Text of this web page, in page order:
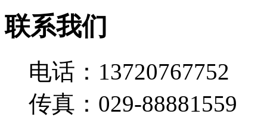
联系我们
电话：13720767752
传真：029-88881559